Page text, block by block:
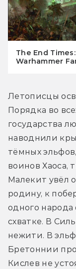
The End
Warhammer
Летописцы
Порядка во
государства
наводнили
тёмных
воинов Хаоса,
Малекит увёл
родину, к
одного
схватке. В
нежити. В
Бретоннии
Кислев не